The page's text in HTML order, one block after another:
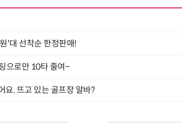
'대 선착순 한정판매!
으로만 10타 줄여~
. 뜨고 있는 골프장 알바?